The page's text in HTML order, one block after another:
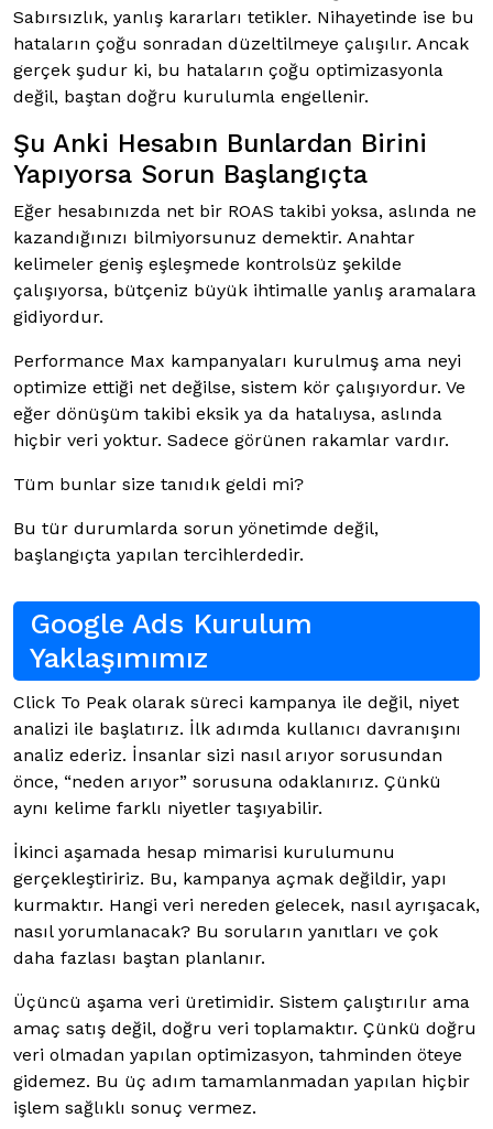
Sabırsızlık, yanlış kararları tetikler. Nihayetinde ise bu
hataların çoğu sonradan düzeltilmeye çalışılır. Ancak
gerçek şudur ki, bu hataların çoğu optimizasyonla
değil, baştan doğru kurulumla engellenir.
Şu Anki Hesabın Bunlardan Birini
Yapıyorsa Sorun Başlangıçta
Eğer hesabınızda net bir ROAS takibi yoksa, aslında ne
kazandığınızı bilmiyorsunuz demektir. Anahtar
kelimeler geniş eşleşmede kontrolsüz şekilde
çalışıyorsa, bütçeniz büyük ihtimalle yanlış aramalara
gidiyordur.
Performance Max kampanyaları kurulmuş ama neyi
optimize ettiği net değilse, sistem kör çalışıyordur. Ve
eğer dönüşüm takibi eksik ya da hatalıysa, aslında
hiçbir veri yoktur. Sadece görünen rakamlar vardır.
Tüm bunlar size tanıdık geldi mi?
Bu tür durumlarda sorun yönetimde değil,
başlangıçta yapılan tercihlerdedir.
Google Ads Kurulum
Yaklaşımımız
Click To Peak olarak süreci kampanya ile değil, niyet
analizi ile başlatırız. İlk adımda kullanıcı davranışını
analiz ederiz. İnsanlar sizi nasıl arıyor sorusundan
önce, “neden arıyor” sorusuna odaklanırız. Çünkü
aynı kelime farklı niyetler taşıyabilir.
İkinci aşamada hesap mimarisi kurulumunu
gerçekleştiririz. Bu, kampanya açmak değildir, yapı
kurmaktır. Hangi veri nereden gelecek, nasıl ayrışacak,
nasıl yorumlanacak? Bu soruların yanıtları ve çok
daha fazlası baştan planlanır.
Üçüncü aşama veri üretimidir. Sistem çalıştırılır ama
amaç satış değil, doğru veri toplamaktır. Çünkü doğru
veri olmadan yapılan optimizasyon, tahminden öteye
gidemez. Bu üç adım tamamlanmadan yapılan hiçbir
işlem sağlıklı sonuç vermez.